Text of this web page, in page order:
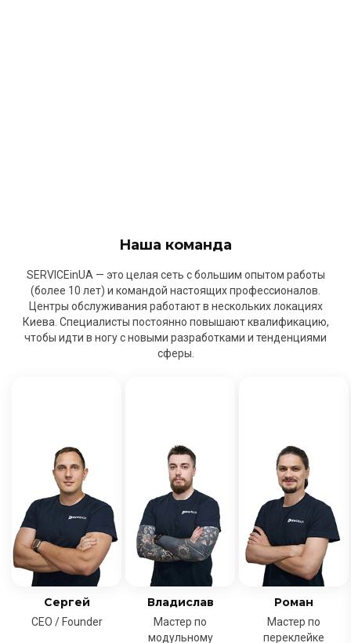
Наша команда
SERVICEinUA — это целая сеть с большим опытом работы
(более 10 лет) и командой настоящих профессионалов.
Центры обслуживания работают в нескольких локациях
Киева. Специалисты постоянно повышают квалификацию,
чтобы идти в ногу с новыми разработками и тенденциями
сферы.
Сергей
CEO / Founder
Владислав
Мастер по
модульному
Роман
Мастер по
переклейке